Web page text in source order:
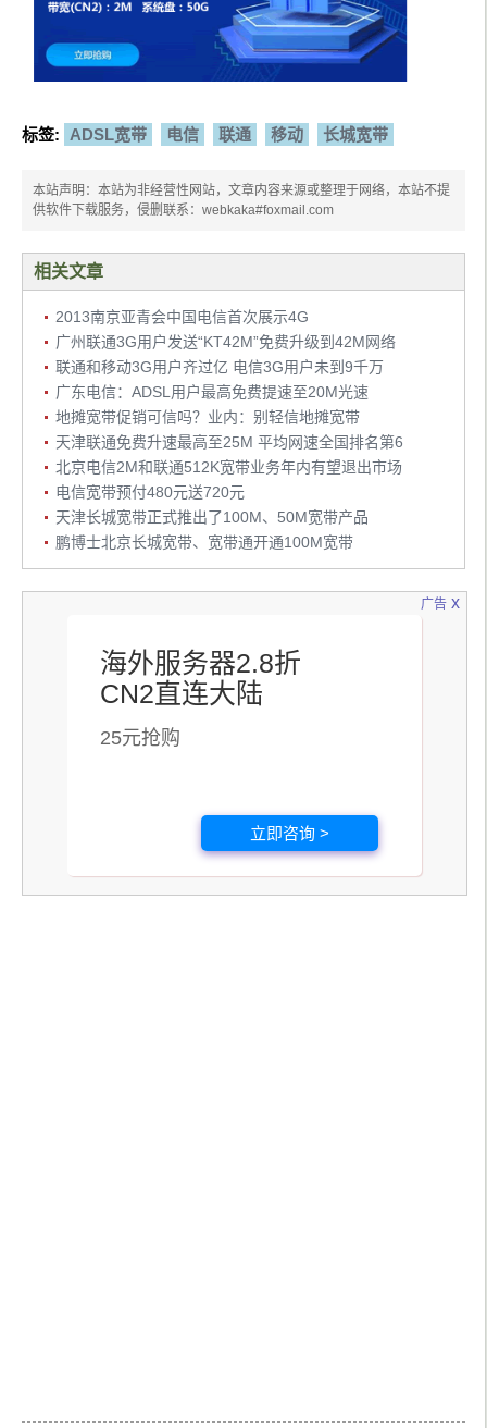
标签: ADSL宽带 电信 联通 移动 长城宽带
本站声明：本站为非经营性网站，文章内容来源或整理于网络，本站不提
供软件下载服务，侵删联系：webkaka#foxmail.com
相关文章
2013南京亚青会中国电信首次展示4G
广州联通3G用户发送“KT42M”免费升级到42M网络
联通和移动3G用户齐过亿 电信3G用户未到9千万
广东电信：ADSL用户最高免费提速至20M光速
地摊宽带促销可信吗？业内：别轻信地摊宽带
天津联通免费升速最高至25M 平均网速全国排名第6
北京电信2M和联通512K宽带业务年内有望退出市场
电信宽带预付480元送720元
天津长城宽带正式推出了100M、50M宽带产品
鹏博士北京长城宽带、宽带通开通100M宽带
广告
海外服务器2.8折
CN2直连大陆
25元抢购
立即咨询 >
x